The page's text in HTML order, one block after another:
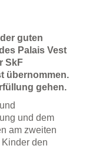
guten
Palais Vest
SkF
übernommen.
gehen.
und dem
am zweiten
den